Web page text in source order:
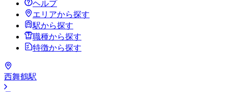
ヘルプ
エリアから探す
駅から探す
職種から探す
特徴から探す
西舞鶴駅